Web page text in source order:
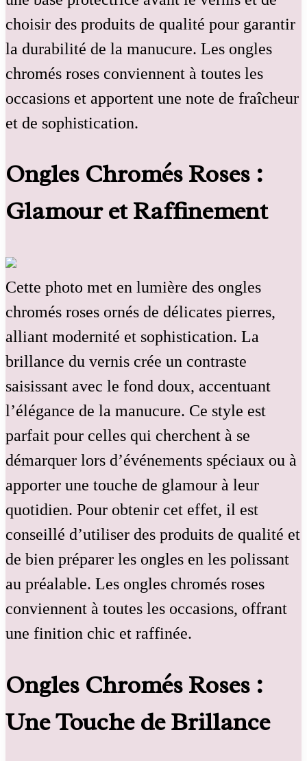
choisir des produits de qualité pour garantir
la durabilité de la manucure. Les ongles
chromés roses conviennent à toutes les
occasions et apportent une note de fraîcheur
et de sophistication.
Ongles Chromés Roses :
Glamour et Raffinement
Cette photo met en lumière des ongles
chromés roses ornés de délicates pierres,
alliant modernité et sophistication. La
brillance du vernis crée un contraste
saisissant avec le fond doux, accentuant
l’élégance de la manucure. Ce style est
parfait pour celles qui cherchent à se
démarquer lors d’événements spéciaux ou à
apporter une touche de glamour à leur
quotidien. Pour obtenir cet effet, il est
conseillé d’utiliser des produits de qualité et
de bien préparer les ongles en les polissant
au préalable. Les ongles chromés roses
conviennent à toutes les occasions, offrant
une finition chic et raffinée.
Ongles Chromés Roses :
Une Touche de Brillance